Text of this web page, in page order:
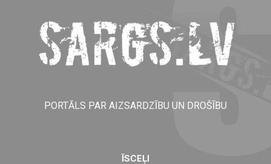
PORTĀLS PAR AIZSARDZĪBU UN DROŠĪBU
ĪSCEĻI